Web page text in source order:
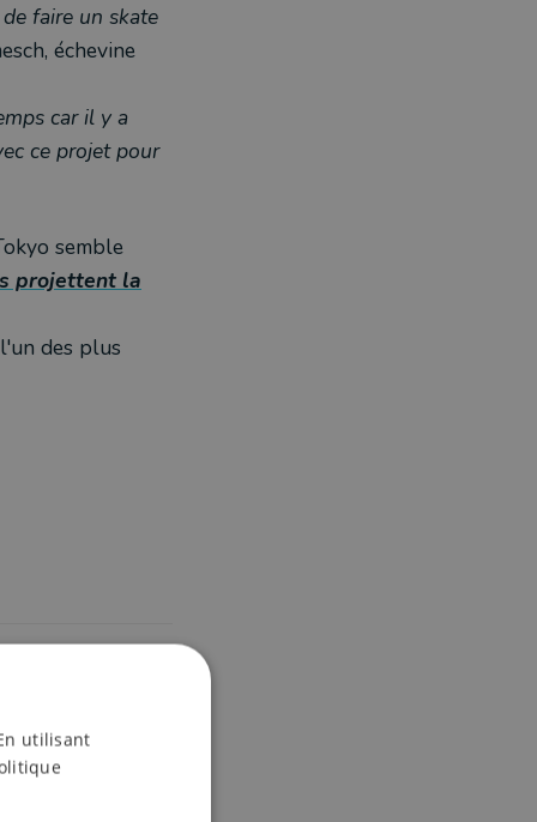
faire un skate
échevine
car il y a
ce projet pour
semble
projettent la
l'un des plus
utilisant